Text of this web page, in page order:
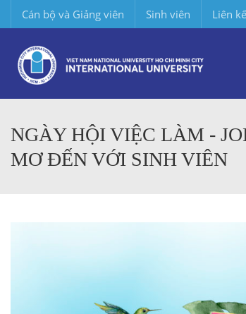
Cán bộ và Giảng viên Sinh viên Liên
NGÀY HỘI VIỆC LÀM -
MƠ ĐẾN VỚI SINH VIÊN